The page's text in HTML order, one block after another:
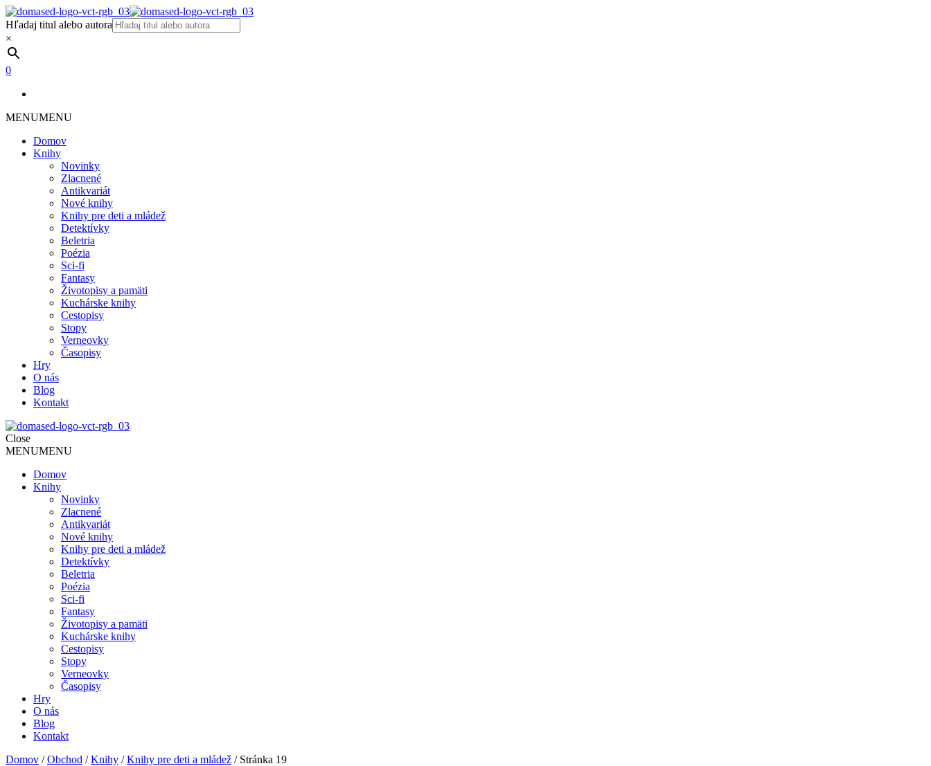
Hľadaj titul alebo autora
×
0
MENUMENU
Domov
Knihy
Novinky
Zlacnené
Antikvariát
Nové knihy
Knihy pre deti a mládež
Detektívky
Beletria
Poézia
Sci-fi
Fantasy
Životopisy a pamäti
Kuchárske knihy
Cestopisy
Stopy
Verneovky
Časopisy
Hry
O nás
Blog
Kontakt
Close
MENUMENU
Domov
Knihy
Novinky
Zlacnené
Antikvariát
Nové knihy
Knihy pre deti a mládež
Detektívky
Beletria
Poézia
Sci-fi
Fantasy
Životopisy a pamäti
Kuchárske knihy
Cestopisy
Stopy
Verneovky
Časopisy
Hry
O nás
Blog
Kontakt
Domov /Obchod /Knihy /Knihy pre deti a mládež / Stránka 19